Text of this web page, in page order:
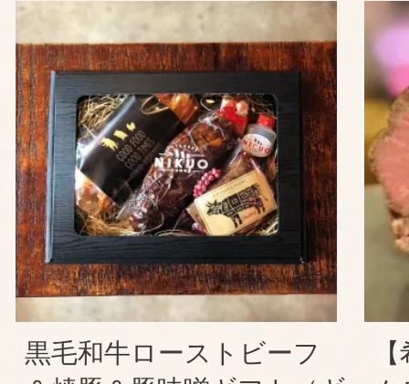
黒毛和牛ローストビーフ